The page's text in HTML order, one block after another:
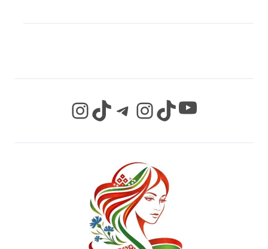
InstagramTikTok Telegram InstagramTikTok YouTube